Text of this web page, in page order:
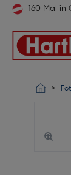
160 Mal in